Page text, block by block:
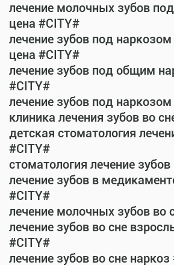
лечение молочных зубов
цена #CITY#
лечение зубов под
цена #CITY#
лечение зубов под общим
#CITY#
лечение зубов под
клиника лечения зубов во
детская стоматология
#CITY#
стоматология лечение
лечение зубов в
#CITY#
лечение молочных зубов во
лечение зубов во сне
#CITY#
лечение зубов во сне